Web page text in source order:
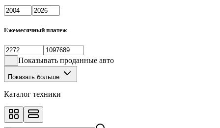
Ежемесячный платеж
Показывать проданные авто
Показать больше
Каталог техники